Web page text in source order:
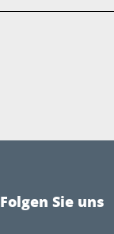
Folgen Sie uns